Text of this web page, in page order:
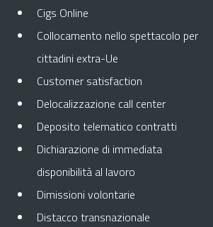
Cigs Online
Collocamento nello spettacolo per
cittadini extra-Ue
Customer satisfaction
Delocalizzazione call center
Deposito telematico contratti
Dichiarazione di immediata
disponibilità al lavoro
Dimissioni volontarie
Distacco transnazionale